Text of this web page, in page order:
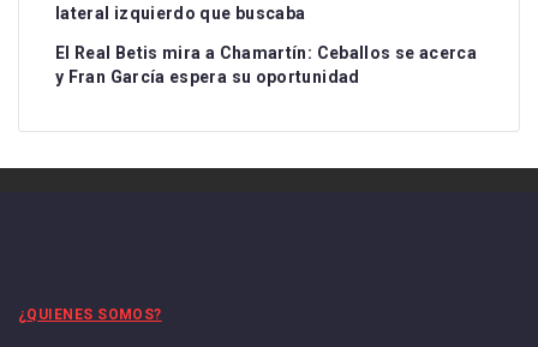
lateral izquierdo que buscaba
El Real Betis mira a Chamartín: Ceballos se acerca
y Fran García espera su oportunidad
¿QUIENES SOMOS?